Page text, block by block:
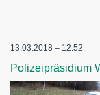
13.03.2018 – 12:52
Polizeipräsidium